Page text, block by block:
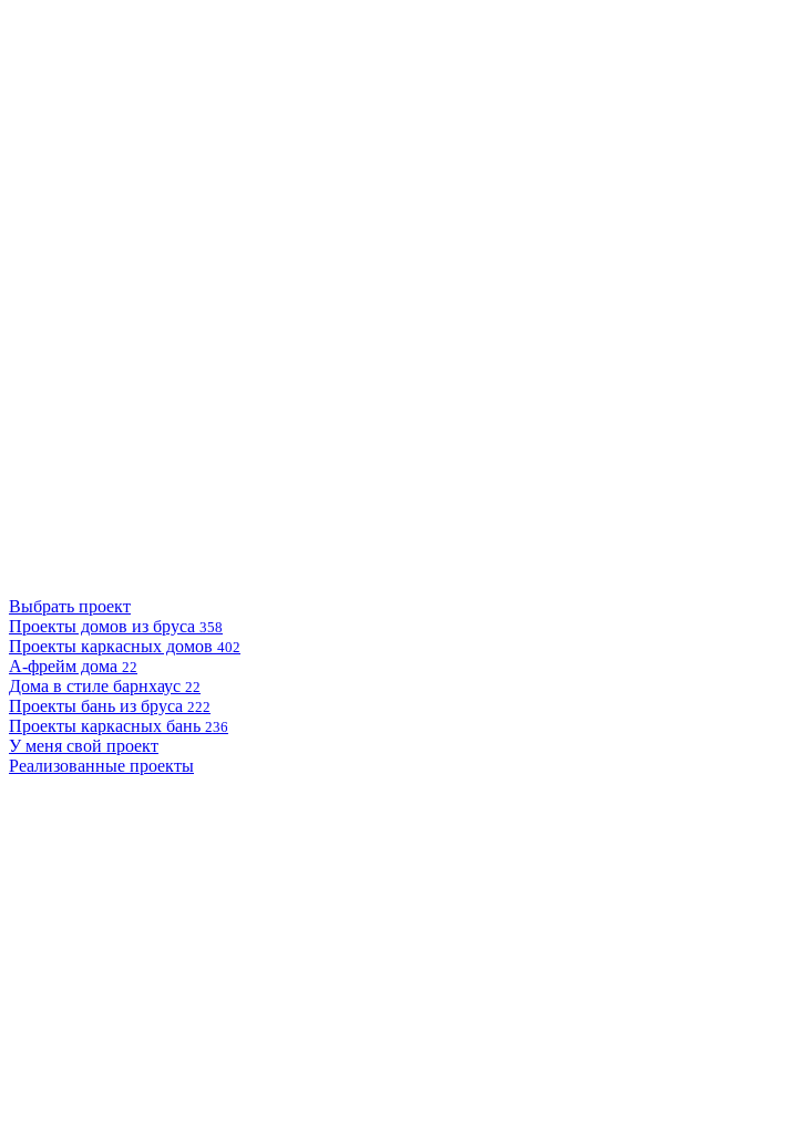
Выбрать проект
Проекты домов из бруса 358
Проекты каркасных домов 402
А-фрейм дома 22
Дома в стиле барнхаус 22
Проекты бань из бруса 222
Проекты каркасных бань 236
У меня свой проект
Реализованные проекты